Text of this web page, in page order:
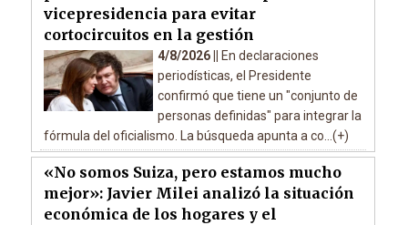
vicepresidencia para evitar
cortocircuitos en la gestión
4/8/2026 ||
En declaraciones
periodísticas, el Presidente
confirmó que tiene un "conjunto de
personas definidas" para integrar la
fórmula del oficialismo. La búsqueda apunta a co...(+)
«No somos Suiza, pero estamos mucho
mejor»: Javier Milei analizó la situación
económica de los hogares y el